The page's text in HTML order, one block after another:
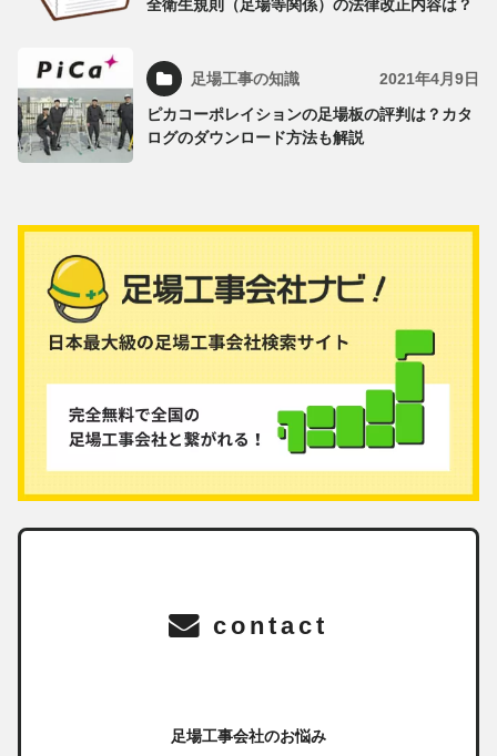
全衛生規則（足場等関係）の法律改正内容は？
足場工事の知識 2021年4月9日
ピカコーポレイションの足場板の評判は？カタ
ログのダウンロード方法も解説
contact
足場工事会社のお悩み